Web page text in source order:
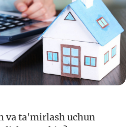
va ta'mirlash uchun